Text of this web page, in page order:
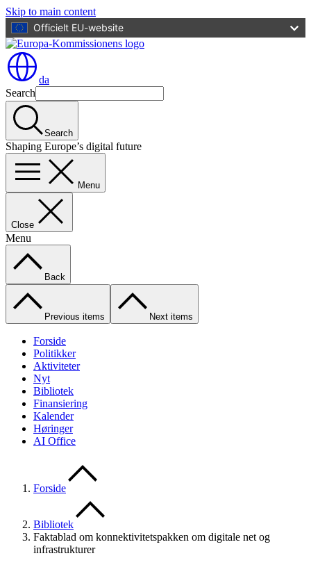
Skip to main content
Officielt EU-website
da
Search
Search
Shaping Europe’s digital future
Menu
Close
Menu
Back
Previous items Next items
Forside
Politikker
Aktiviteter
Nyt
Bibliotek
Finansiering
Kalender
Høringer
AI Office
Forside
Bibliotek
Faktablad om konnektivitetspakken om digitale net og
infrastrukturer